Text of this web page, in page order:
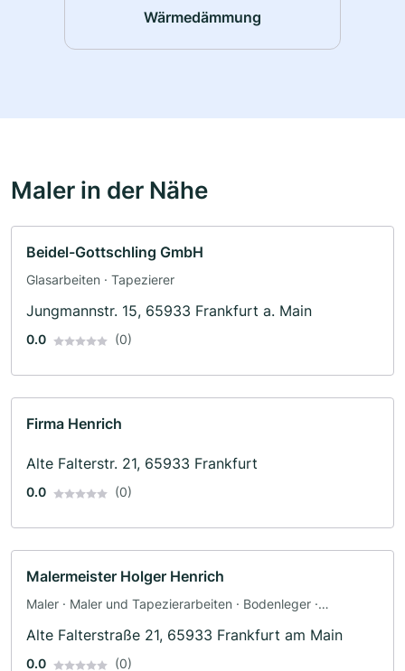
Wärmedämmung
Maler in der Nähe
Beidel-Gottschling GmbH
Glasarbeiten · Tapezierer
Jungmannstr. 15, 65933 Frankfurt a. Main
0.0 (0)
Firma Henrich
Alte Falterstr. 21, 65933 Frankfurt
0.0 (0)
Malermeister Holger Henrich
Maler · Maler und Tapezierarbeiten · Bodenleger ·
Alte Falterstraße 21, 65933 Frankfurt am Main
0.0 (0)